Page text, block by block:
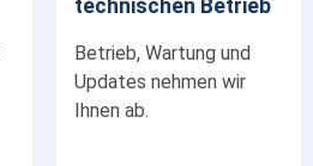
technischen Betrieb
Betrieb, Wartung und
Updates nehmen wir
Ihnen ab.